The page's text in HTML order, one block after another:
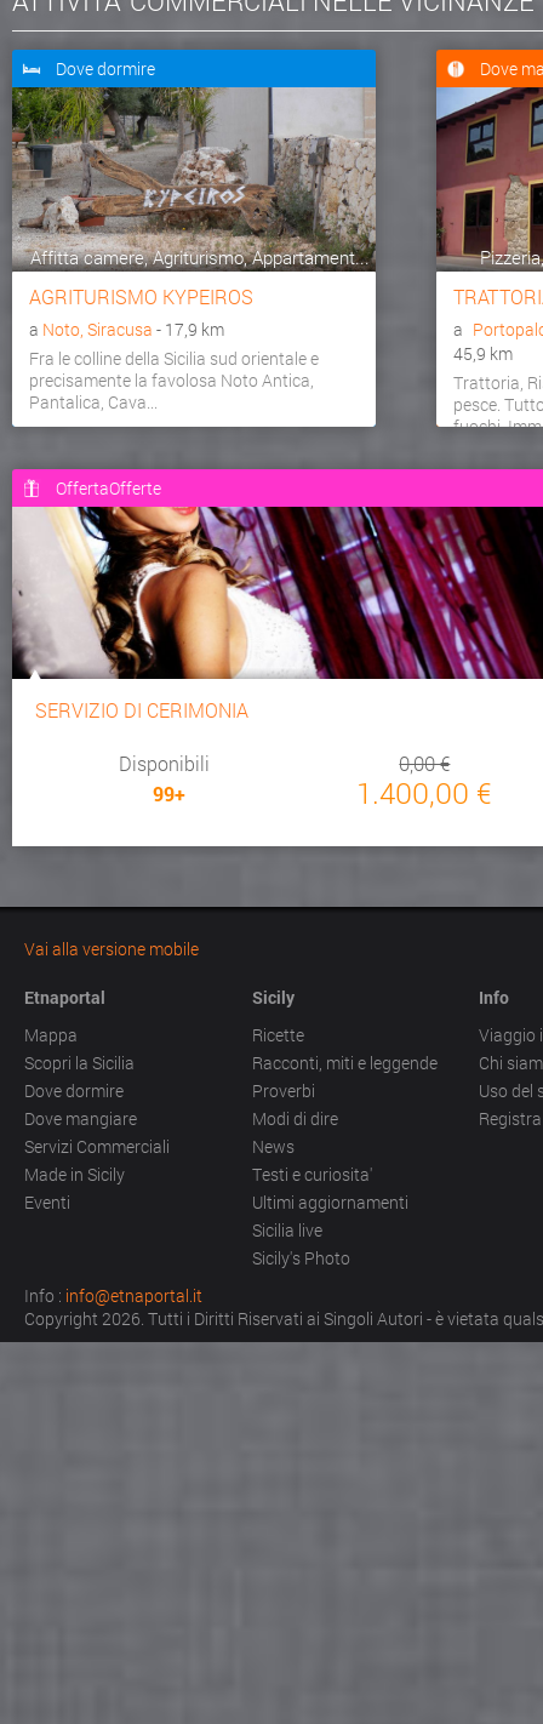
Dove dormire
Affitta camere, Agriturismo, Appartament...
AGRITURISMO KYPEIROS
a Noto, Siracusa - 17,9 km
Fra le colline della Sicilia sud orientale e
precisamente la favolosa Noto Antica,
Pantalica, Cava...
Dove
a
45,9 km
Trattoria,
pesce.
fuochi.
OffertaOfferte
SERVIZIO DI CERIMONIA
Disponibili
99+
0,00 €
1.400,00 €
Vai alla versione mobile
Etnaportal
Mappa
Scopri la Sicilia
Dove dormire
Dove mangiare
Servizi Commerciali
Made in Sicily
Eventi
Sicily
Ricette
Racconti, miti e leggende
Proverbi
Modi di dire
News
Testi e curiosita'
Ultimi aggiornamenti
Sicilia live
Sicily's Photo
Info
Viaggio
Chi
Uso del
Info : info@etnaportal.it
Copyright 2026. Tutti i Diritti Riservati ai Singoli Autori - è vietata